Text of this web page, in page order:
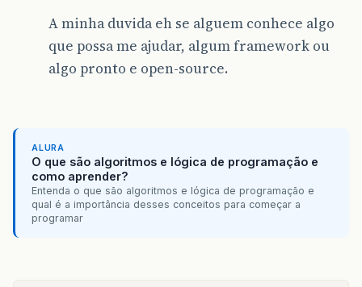
A minha duvida eh se alguem conhece algo
que possa me ajudar, algum framework ou
algo pronto e open-source.
ALURA
O que são algoritmos e lógica de programação e
como aprender?
Entenda o que são algoritmos e lógica de programação e
qual é a importância desses conceitos para começar a
programar